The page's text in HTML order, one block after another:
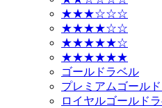
★★★☆☆☆
★★★★☆☆
★★★★★☆
★★★★★★
ゴールドラベル
プレミアムゴール
ロイヤルゴールド